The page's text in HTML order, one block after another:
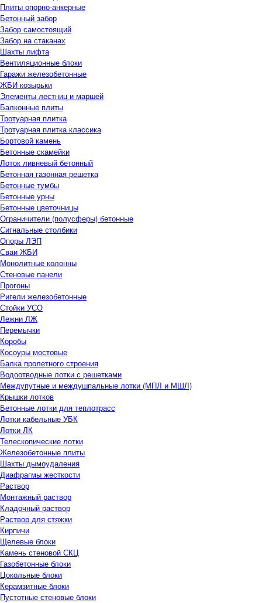
Плиты опорно-анкерные
Бетонный забор
Забор самостоящий
Забор на стаканах
Шахты лифта
Вентиляционные блоки
Гаражи железобетонные
ЖБИ козырьки
Элементы лестниц и маршей
Балконные плиты
Тротуарная плитка
Тротуарная плитка классика
Бортовой камень
Бетонные скамейки
Лоток ливневый бетонный
Бетонная газонная решетка
Бетонные тумбы
Бетонные урны
Бетонные цветочницы
Ограничители (полусферы) бетонные
Сигнальные столбики
Опоры ЛЭП
Сваи ЖБИ
Монолитные колонны
Стеновые панели
Прогоны
Ригели железобетонные
Стойки УСО
Лежни ЛЖ
Перемычки
Коробы
Косоуры мостовые
Балка пролетного строения
Водоотводные лотки с решетками
Междупутные и междушпальные лотки (МПЛ и МШЛ)
Крышки лотков
Бетонные лотки для теплотрасс
Лотки кабельные УБК
Лотки ЛК
Телескопические лотки
Железобетонные плиты
Шахты дымоудаления
Диафрагмы жесткости
Раствор
Монтажный раствор
Кладочный раствор
Раствор для стяжки
Кирпичи
Щелевые блоки
Камень стеновой СКЦ
Газобетонные блоки
Цокольные блоки
Керамзитные блоки
Пустотные стеновые блоки